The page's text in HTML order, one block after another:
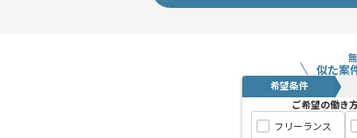
似た案
希望条件
ご希望の働き
フリーランス